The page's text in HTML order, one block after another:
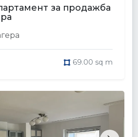
за продажба
69.00 sq m